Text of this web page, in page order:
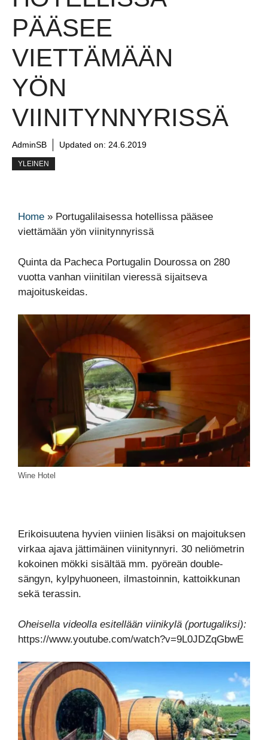
PÄÄSEE
VIETTÄMÄÄN
YÖN
VIINITYNNYRISSÄ
AdminSB Updated on: 24.6.2019
YLEINEN
Home » Portugalilaisessa hotellissa pääsee
viettämään yön viinitynnyrissä
Quinta da Pacheca Portugalin Dourossa on 280
vuotta vanhan viinitilan vieressä sijaitseva
majoituskeidas.
Wine Hotel
Erikoisuutena hyvien viinien lisäksi on majoituksen
virkaa ajava jättimäinen viinitynnyri. 30 neliömetrin
kokoinen mökki sisältää mm. pyöreän double-
sängyn, kylpyhuoneen, ilmastoinnin, kattoikkunan
sekä terassin.
Oheisella videolla esitellään viinikylä (portugaliksi):
https://www.youtube.com/watch?v=9L0JDZqGbwE